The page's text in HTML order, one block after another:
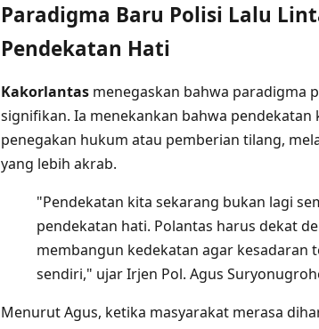
Paradigma Baru Polisi Lalu
Pendekatan Hati
Kakorlantas menegaskan bahwa paradigma
signifikan. Ia menekankan bahwa
penegakan hukum atau pemberian tilang,
yang lebih akrab.
"Pendekatan kita sekarang bukan lagi
pendekatan hati. Polantas harus dekat
membangun kedekatan agar
sendiri," ujar Irjen Pol. Agus
Menurut Agus, ketika masyarakat merasa